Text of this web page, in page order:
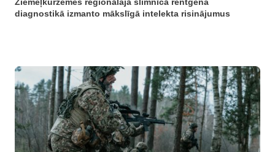
diagnostikā izmanto mākslīgā intelekta risinājumus